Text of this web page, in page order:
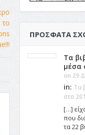
ΠΡΌΣΦΑΤΑ
Τα
μέσα
on 29
in: Τα
στο
[…]
που
τα 22